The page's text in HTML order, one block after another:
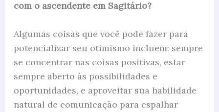
com o ascendente em Sagitário?
Algumas coisas que você pode fazer para
potencializar seu otimismo incluem: sempre
se concentrar nas coisas positivas, estar
sempre aberto às possibilidades e
oportunidades, e aproveitar sua habilidade
natural de comunicação para espalhar